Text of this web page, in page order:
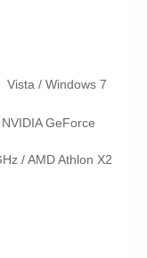
Vista / Windows 7
GeForce
/ AMD Athlon X2